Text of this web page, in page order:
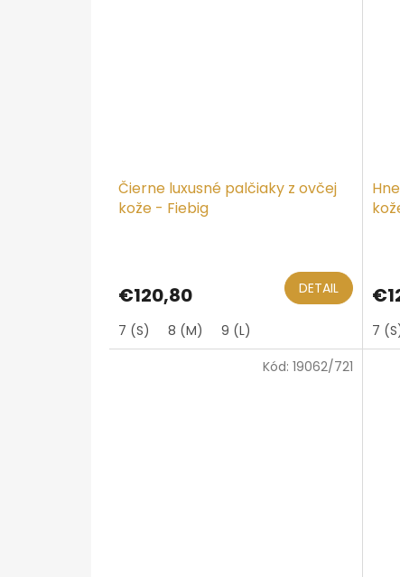
Čierne luxusné palčiaky z ovčej
kože - Fiebig
€120,80 DETAIL
7 (S) 8 (M) 9 (L) 7
Kód: 19062/721